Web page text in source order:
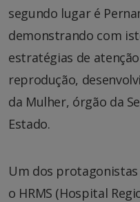
segundo lugar é
demonstrando com
estratégias de
reprodução,
da Mulher, órgão da
Estado.
Um dos
o HRMS (Hospital